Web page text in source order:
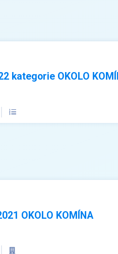
kategorie OKOLO
OKOLO KOMÍNA